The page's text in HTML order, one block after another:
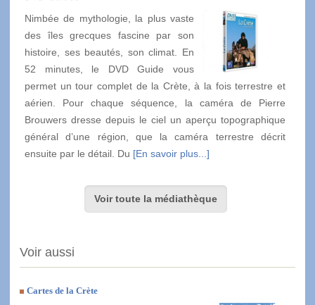
Nimbée de mythologie, la plus vaste
des îles grecques fascine par son
histoire, ses beautés, son climat. En
52 minutes, le DVD Guide vous
permet un tour complet de la Crète, à la fois terrestre et
aérien. Pour chaque séquence, la caméra de Pierre
Brouwers dresse depuis le ciel un aperçu topographique
général d’une région, que la caméra terrestre décrit
ensuite par le détail. Du [En savoir plus...]
Voir toute la médiathèque
Voir aussi
Cartes de la Crète